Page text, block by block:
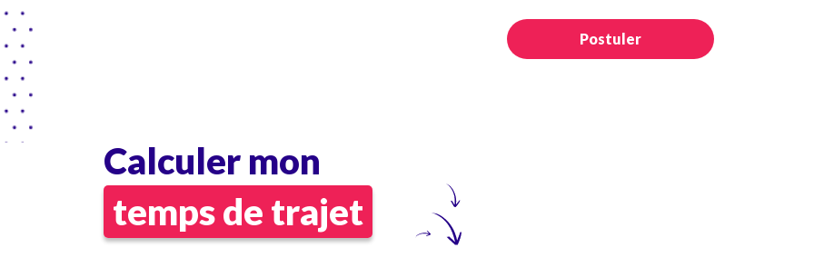
Postuler
Calculer mon
temps de trajet